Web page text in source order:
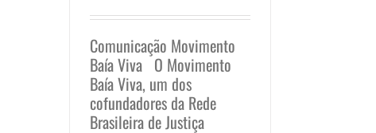
Comunicação Movimento
Baía Viva O Movimento
Baía Viva, um dos
cofundadores da Rede
Brasileira de Justiça